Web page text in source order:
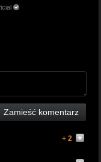
Zamieść komentarz
+ 2